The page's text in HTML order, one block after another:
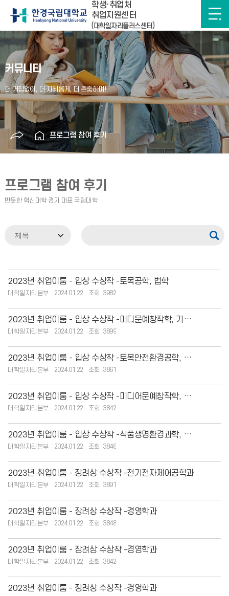
학생·취업처
취업지원센터
(대학일자리플러스센터)
커뮤니티
프로그램 참여 후기
프로그램 참여 후기
2023년 취업이룸 - 입상 수상작 -토목공학, 법학
대학일자리본부 2024.01.22 3982
2023년 취업이룸 - 입상 수상작 -미디문예창작학, 기계공학
대학일자리본부 2024.01.22 3899
2023년 취업이룸 - 입상 수상작 -토목안전환경공학, 건축학
대학일자리본부 2024.01.22 3861
2023년 취업이룸 - 입상 수상작 -미디어문예창작학, 건축학
대학일자리본부 2024.01.22 3842
2023년 취업이룸 - 입상 수상작 -식품생명환경과학, 식품영양학
대학일자리본부 2024.01.22 3846
2023년 취업이룸 - 장려상 수상작 -전기전자제어공학과
대학일자리본부 2024.01.22 3891
2023년 취업이룸 - 장려상 수상작 -경영학과
대학일자리본부 2024.01.22 3848
2023년 취업이룸 - 장려상 수상작 -경영학과
대학일자리본부 2024.01.22 3842
2023년 취업이룸 - 장려상 수상작 -경영학과